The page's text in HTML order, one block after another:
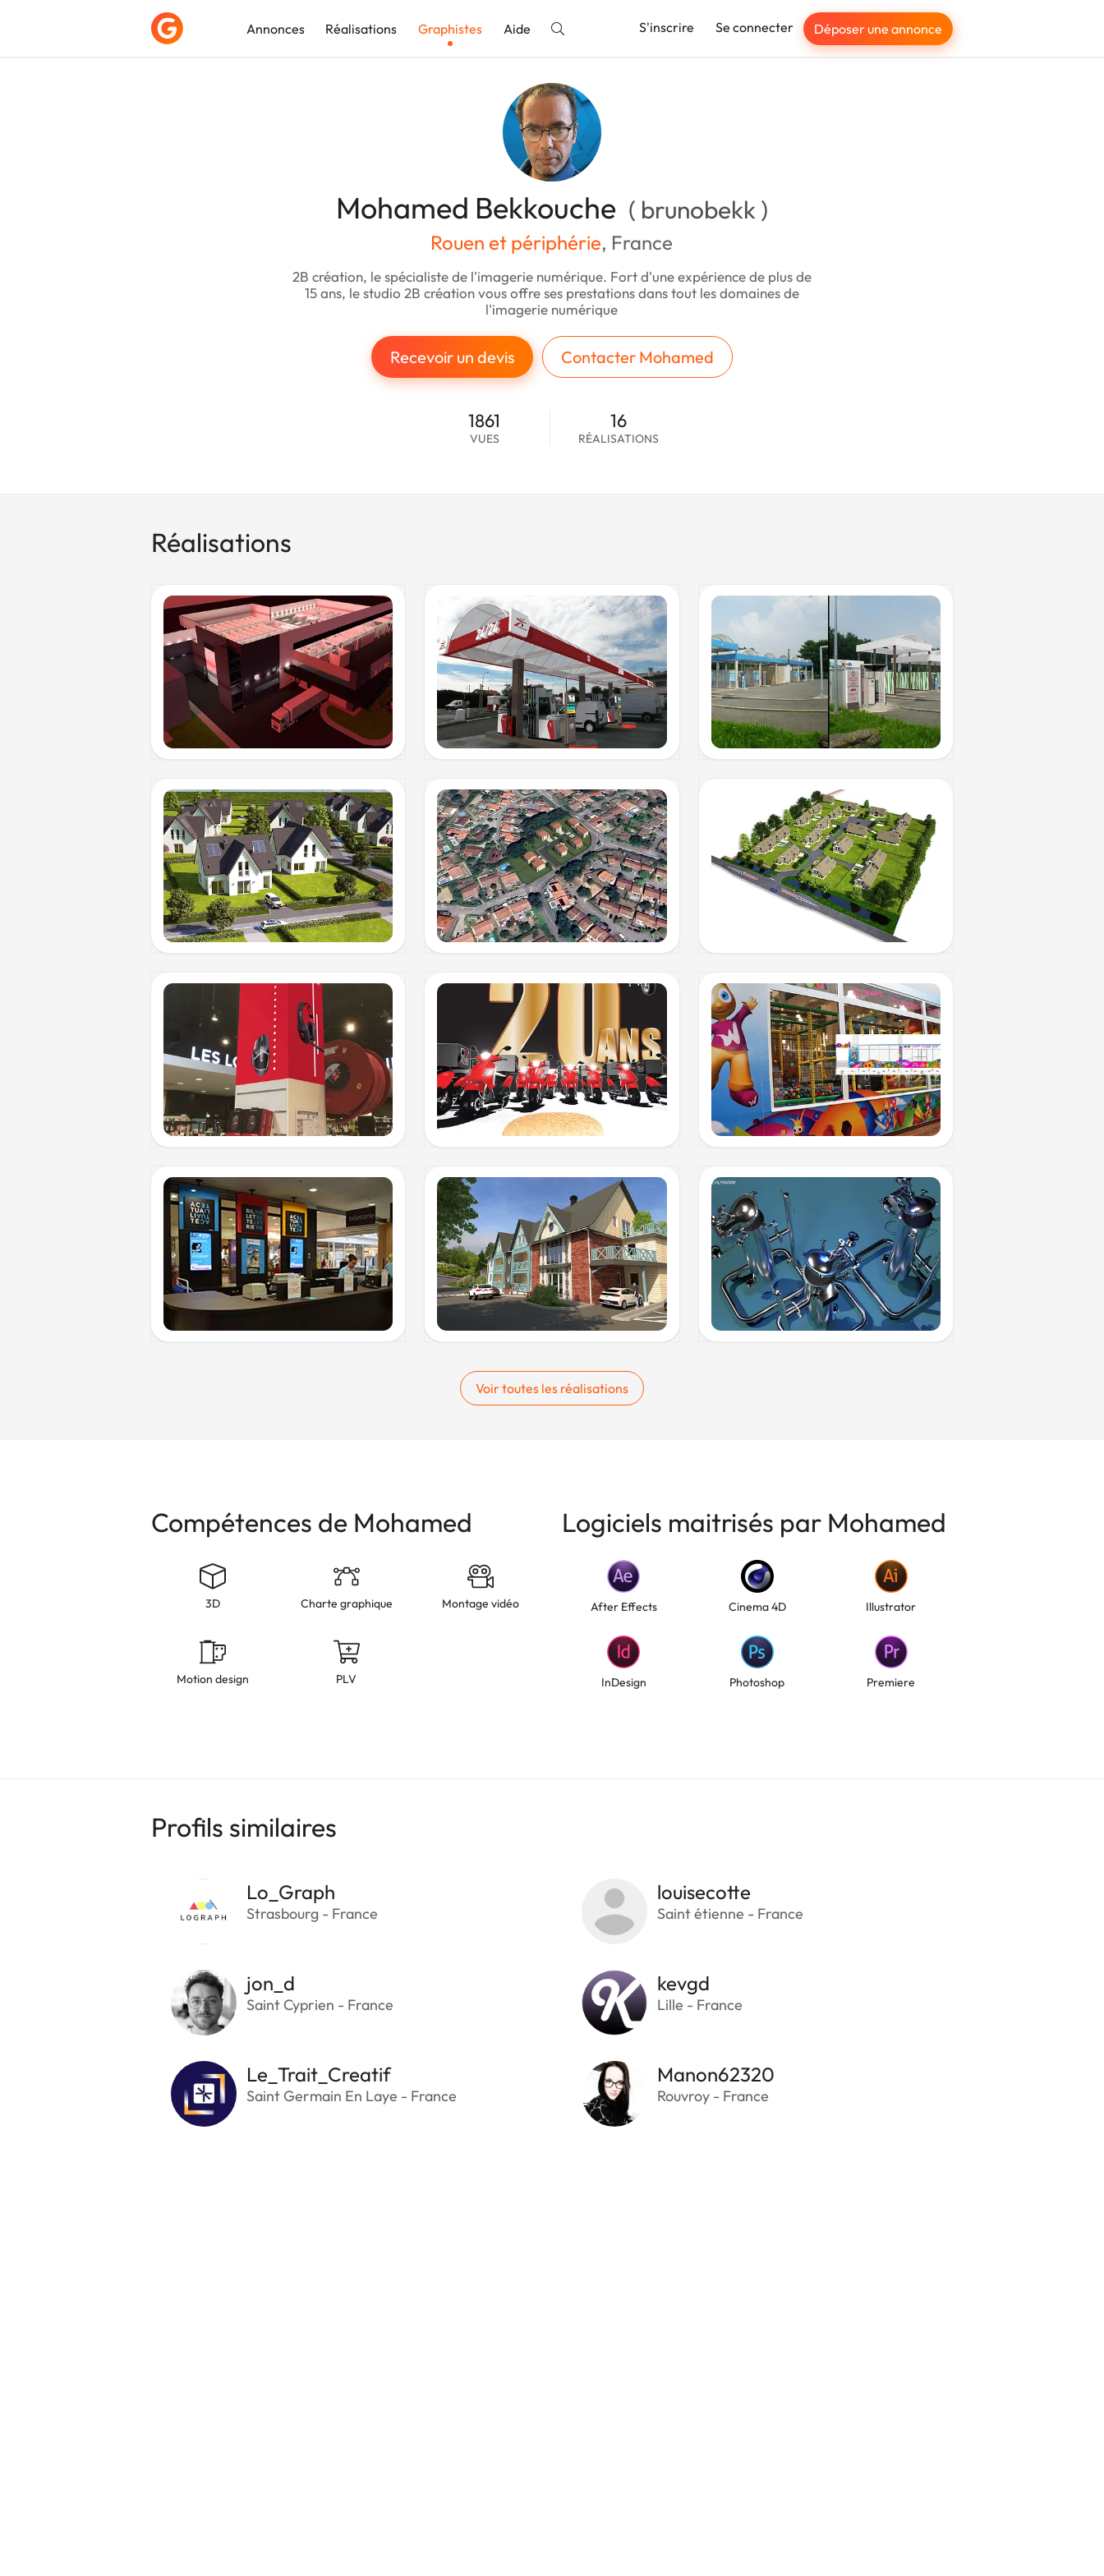
Annonces Réalisations Graphistes Aide S'inscrire Se connecter Déposer une annonce
Mohamed Bekkouche ( brunobekk )
Rouen et périphérie, France
2B création, le spécialiste de l'imagerie numérique. Fort d'une expérience de plus de
15 ans, le studio 2B création vous offre ses prestations dans tout les domaines de
l'imagerie numérique
Recevoir un devis Contacter Mohamed
1861
VUES
16
RÉALISATIONS
Réalisations
Voir toutes les réalisations
Compétences de Mohamed
3D Charte graphique Montage vidéo
Motion design PLV
Logiciels maitrisés par Mohamed
After Effects Cinema 4D Illustrator
InDesign Photoshop Premiere
Profils similaires
Lo_Graph
Strasbourg - France
louisecotte
Saint étienne - France
jon_d
Saint Cyprien - France
kevgd
Lille - France
Le_Trait_Creatif
Saint Germain En Laye - France
Manon62320
Rouvroy - France